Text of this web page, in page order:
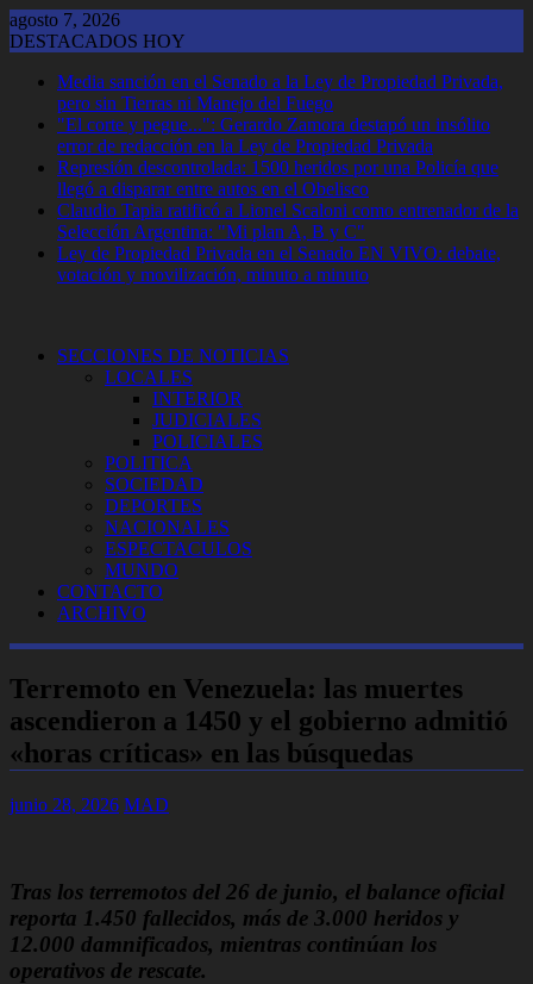
Saltar
al
agosto 7, 2026
DESTACADOS HOY
Media sanción en el Senado a la Ley de Propiedad Privada,
pero sin Tierras ni Manejo del Fuego
"El corte y pegue...": Gerardo Zamora destapó un insólito
error de redacción en la Ley de Propiedad Privada
Represión descontrolada: 1500 heridos por una Policía que
llegó a disparar entre autos en el Obelisco
Claudio Tapia ratificó a Lionel Scaloni como entrenador de la
Selección Argentina: "Mi plan A, B y C"
Ley de Propiedad Privada en el Senado EN VIVO: debate,
votación y movilización, minuto a minuto
SECCIONES DE NOTICIAS
LOCALES
INTERIOR
JUDICIALES
POLICIALES
POLITICA
SOCIEDAD
DEPORTES
NACIONALES
ESPECTACULOS
MUNDO
CONTACTO
ARCHIVO
Terremoto en Venezuela: las muertes
ascendieron a 1450 y el gobierno admitió
«horas críticas» en las búsquedas
junio 28, 2026 MAD
Tras los terremotos del 26 de junio, el balance oficial
reporta 1.450 fallecidos, más de 3.000 heridos y
12.000 damnificados, mientras continúan los
operativos de rescate.